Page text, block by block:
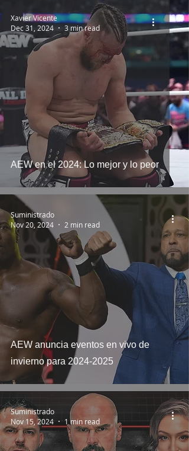
AEW en el 2024: Lo mejor y lo peor
Xavier Vicente
Dec 31, 2024
3 min read
AEW anuncia eventos en vivo de
invierno para 2024-2025
Suministrado
Nov 20, 2024
2 min read
Suministrado
Nov 15, 2024
1 min read